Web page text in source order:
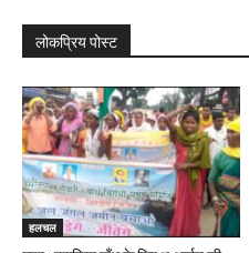
लोकप्रिय पोस्ट
हलचल